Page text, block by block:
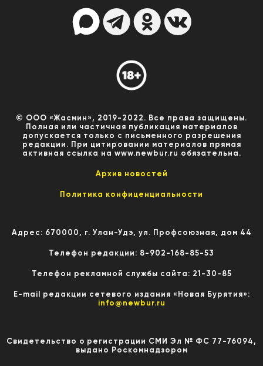
© ООО «Жасмин», 2019-2022. Все права защищены.
Полная или частичная публикация материалов
допускается только с письменного разрешения
редакции. При цитировании материалов прямая
активная ссылка на www.newbur.ru обязательна.
Архив новостей
Политика конфиценциальности
Адрес: 670000, г. Улан-Удэ, ул. Профсоюзная, дом 44
Телефон редакции: 8-902-168-85-53
Телефон рекламной службы сайта: 21-30-85
E-mail редакции сетевого издания «Новая Бурятия»:
info@newbur.ru
Свидетельство о регистрации СМИ Эл № ФС 77-76094,
выдано Роскомнадзором